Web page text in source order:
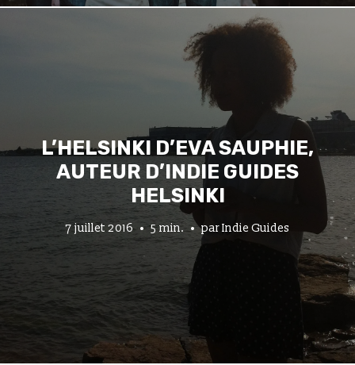
L’HELSINKI D’EVA SAUPHIE,
AUTEUR D’INDIE GUIDES
HELSINKI
7 juillet 2016 5 min. parIndie Guides